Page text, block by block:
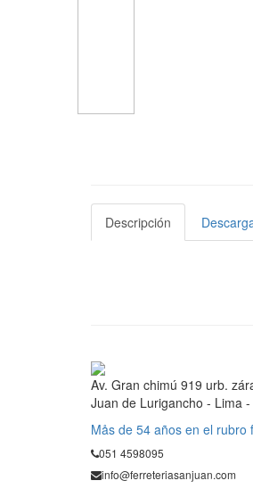
Descripción
Av. Gran chimú 919 urb.
Juan de Lurigancho - Lima -
Mås de 54 años en el rubro
051 4598095
info@ferreteriasanjuan.com